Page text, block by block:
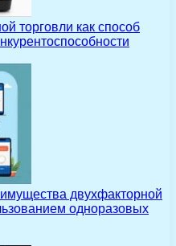
торговли как способ
двухфакторной
одноразовых